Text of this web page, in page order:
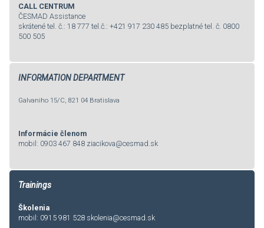
CALL CENTRUM
ČESMAD Assistance
skrátené tel. č.: 18 777 tel.č.: +421 917 230 485 bezplatné tel. č. 0800
500 505
INFORMATION DEPARTMENT
Galvaniho 15/C, 821 04 Bratislava
Informácie členom
mobil: 0903 467 848 ziacikova@cesmad.sk
Trainings
Školenia
mobil: 0915 981 528 skolenia@cesmad.sk